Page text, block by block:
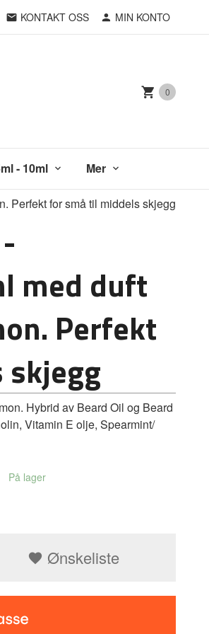
KONTAKT OSS MIN KONTO
0
- 10ml Mer
Perfekt for små til middels skjegg
med duft
Perfekt
Hybrid av Beard Oil og Beard
Vitamin E olje, Spearmint/
På lager
Ønskeliste